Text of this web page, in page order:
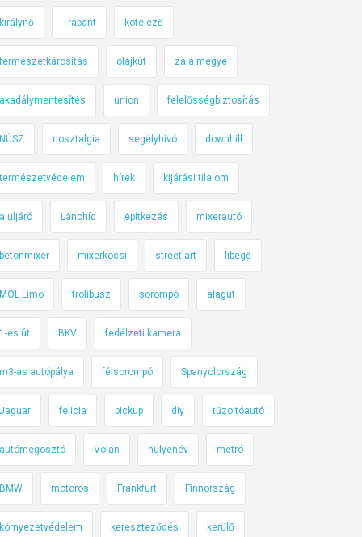
királynő Trabant kötelező
természetkárosítás olajkút zala megye
akadálymentesítés union felelősségbiztosítás
NÚSZ nosztalgia segélyhívó downhill
természetvédelem hírek kijárási tilalom
aluljáró Lánchíd építkezés mixerautó
betonmixer mixerkocsi street art libegő
MOL Limo trolibusz sorompó alagút
1-es út BKV fedélzeti kamera
m3-as autópálya félsorompó Spanyolország
Jaguar felicia pickup diy tűzoltóautó
autómegosztó Volán hülyenév metró
BMW motoros Frankfurt Finnország
környezetvédelem kereszteződés kerülő